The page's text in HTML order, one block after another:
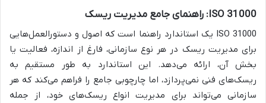
ISO 31000: راهنمای جامع مدیریت ریسک
ISO 31000 یک استاندارد راهنما است که اصول و دستورالعمل‌هایی
برای مدیریت ریسک در هر نوع سازمانی، فارغ از اندازه، فعالیت یا
بخش آن، ارائه می‌دهد. این استاندارد به طور مستقیم به
ریسک‌های فنی نمی‌پردازد، اما چارچوبی جامع را فراهم می‌کند که هر
سازمانی می‌تواند برای مدیریت انواع ریسک‌های خود، از جمله